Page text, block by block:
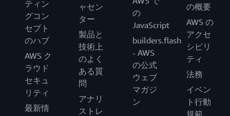
ティン
グコン
セプト
のハブ
AWS ク
ラウド
セキュ
リティ
最新情
ャセン
ター
製品と
技術上
のよく
ある質
問
アナリ
ストレ
の
JavaScript
builders.flash
- AWS
の公式
ウェブ
マガジ
ン
の概要
AWS の
アクセ
シビリ
ティ
法務
イベン
ト行動
規範